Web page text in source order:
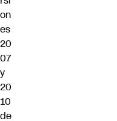
on
es
20
07
y
20
10
de